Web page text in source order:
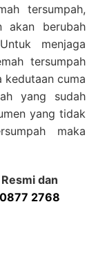
tersumpah,
akan berubah
menjaga
tersumpah
kedutaan cuma
yang sudah
yang tidak
maka
dan
0877 2768